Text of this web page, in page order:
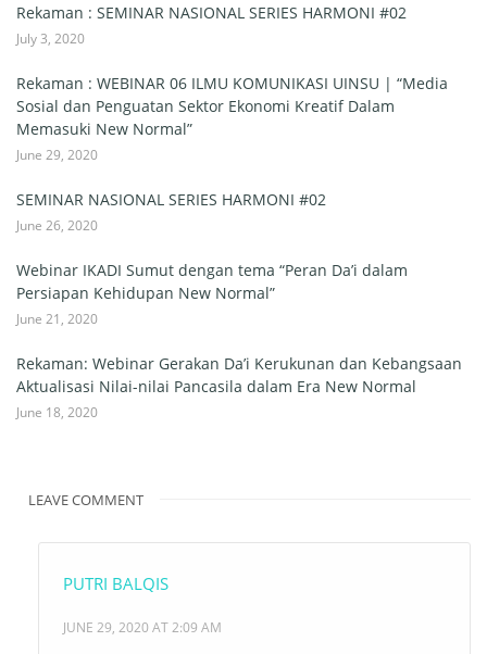
Rekaman : SEMINAR NASIONAL SERIES HARMONI #02
July 3, 2020
Rekaman : WEBINAR 06 ILMU KOMUNIKASI UINSU | “Media
Sosial dan Penguatan Sektor Ekonomi Kreatif Dalam
Memasuki New Normal”
June 29, 2020
SEMINAR NASIONAL SERIES HARMONI #02
June 26, 2020
Webinar IKADI Sumut dengan tema “Peran Da’i dalam
Persiapan Kehidupan New Normal”
June 21, 2020
Rekaman: Webinar Gerakan Da’i Kerukunan dan Kebangsaan
Aktualisasi Nilai-nilai Pancasila dalam Era New Normal
June 18, 2020
LEAVE COMMENT
PUTRI BALQIS
JUNE 29, 2020 AT 2:09 AM